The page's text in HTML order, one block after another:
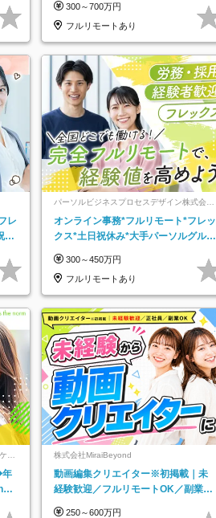
300～700万円
フルリモートあり
レ
休
パーソルビジネスプロセスデザイン株式会
社 事業開発本部
オンライン事務*フルリモート*フレッ
クス*土日祝休み*大手パーソルグルー
300～450万円
フルリモートあり
ッ
以
株式会社MiraiBeyond
動画編集クリエイター※初掲載｜未
経験歓迎／フルリモートOK／副業O
250～600万円